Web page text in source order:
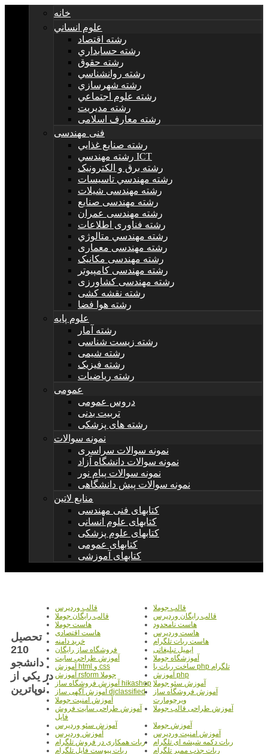
خانه
علوم انساني
رشته اقتصاد
رشته حسابداري
رشته حقوق
رشته روانشناسي
رشته شهرسازي
رشته علوم اجتماعي
رشته مديريت
رشته معارف اسلامی
فنی مهندسی
رشته صنايع غذايي
رشته مهندسي ICT
رشته برق و الکترونيک
رشته مهندسي تاسيسات
رشته مهندسی شیلات
رشته مهندسی صنایع
رشته مهندسی عمران
رشته فناوری اطلاعات
رشته مهندسي متالوژي
رشته مهندسی معماری
رشته مهندسی مکانیک
رشته مهندسی کامپیوتر
رشته مهندسی کشاورزی
رشته نقشه کشی
رشته هوا فضا
علوم پایه
رشته آمار
رشته زیست شناسی
رشته شیمی
رشته فیزیک
رشته ریاضیات
عمومی
دروس عمومی
تربیت بدنی
رشته های پزشکی
نمونه سوالات
نمونه سوالات سراسری
نمونه سوالات دانشگاه آزاد
نمونه سوالات پیام نور
نمونه سوالات پیش دانشگاهی
منابع لاتین
کتابهای فنی مهندسی
کتابهای علوم انسانی
کتابهای علوم پزشکی
کتابهای عمومی
کتابهای آموزشی
قالب جوملا
قالب وردپرس
قالب رایگان وردپرس
قالب رایگان جوملا
هاست نامحدود
هاست جوملا
هاست وردپرس
هاست اقتصادی
هاست ربات تلگرام
خرید دامنه
ایمیل تبلیغاتی
فروشگاه ساز رایگان
آموزشگاه جوملا
آموزش طراحی سایت
ساخت ربات با php تلگرام
آموزش html و css
آموزش php
آموزش rsform جوملا
آموزش سئو جوملا آموزش فروشگاه ساز hikashop
آموزش فروشگاه ساز
ویرچومارت
آموزش آگهی ساز djclassified
آموزش امنیت جوملا
آموزش طراحی قالب جوملا
آموزش طراحی سایت فروش
فایل
آموزش جوملا
آموزش سئو وردپرس
آموزش امنیت وردپرس
آموزش وردپرس
ربات دکمه شیشه ای تلگرام
ربات همکاری در فروش تلگرام
ربات جذب ممبر تلگرام
ربات پیوست فایل تلگرام
تحصيل
210
دانشجو
در يکي از
نوپاترين